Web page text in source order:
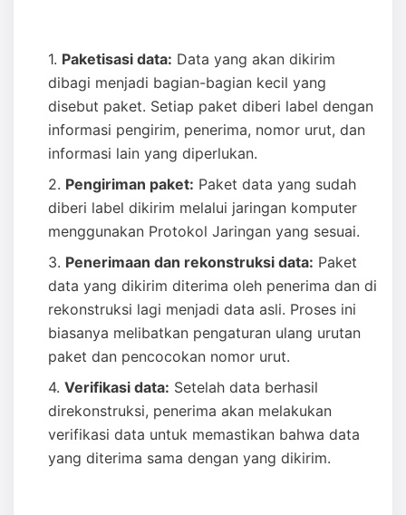
Paketisasi data: Data yang akan dikirim
dibagi menjadi bagian-bagian kecil yang
disebut paket. Setiap paket diberi label dengan
informasi pengirim, penerima, nomor urut, dan
informasi lain yang diperlukan.
Pengiriman paket: Paket data yang sudah
diberi label dikirim melalui jaringan komputer
menggunakan Protokol Jaringan yang sesuai.
Penerimaan dan rekonstruksi data: Paket
data yang dikirim diterima oleh penerima dan di
rekonstruksi lagi menjadi data asli. Proses ini
biasanya melibatkan pengaturan ulang urutan
paket dan pencocokan nomor urut.
Verifikasi data: Setelah data berhasil
direkonstruksi, penerima akan melakukan
verifikasi data untuk memastikan bahwa data
yang diterima sama dengan yang dikirim.